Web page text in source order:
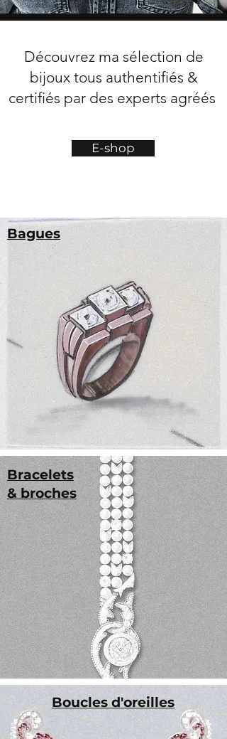
Découvrez ma sélection de
bijoux tous authentifiés &
certifiés par des experts agréés
E-shop
Bagues
Bracelets
& broches
Boucles d'oreilles